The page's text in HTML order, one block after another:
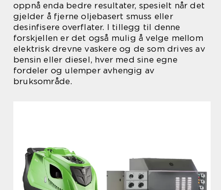
oppnå enda bedre resultater, spesielt når det
gjelder å fjerne oljebasert smuss eller
desinfisere overflater. I tillegg til denne
forskjellen er det også mulig å velge mellom
elektrisk drevne vaskere og de som drives av
bensin eller diesel, hver med sine egne
fordeler og ulemper avhengig av
bruksområde.